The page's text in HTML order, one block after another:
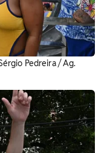
Pedreira / Ag.